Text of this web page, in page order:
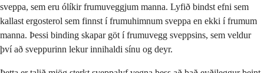
sveppa, sem eru ólíkir frumuveggjum manna. Lyfið bindst efni sem
kallast ergosterol sem finnst í frumuhimnum sveppa en ekki í frumum
manna. Þessi binding skapar göt í frumuvegg sveppsins, sem veldur
því að sveppurinn lekur innihaldi sínu og deyr.